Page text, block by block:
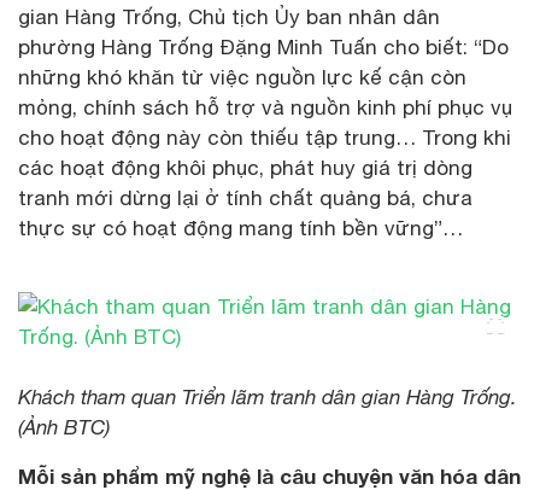
gian Hàng Trống, Chủ tịch Ủy ban nhân dân
phường Hàng Trống Đặng Minh Tuấn cho biết: “Do
những khó khăn từ việc nguồn lực kế cận còn
mỏng, chính sách hỗ trợ và nguồn kinh phí phục vụ
cho hoạt động này còn thiếu tập trung… Trong khi
các hoạt động khôi phục, phát huy giá trị dòng
tranh mới dừng lại ở tính chất quảng bá, chưa
thực sự có hoạt động mang tính bền vững”…
Khách tham quan Triển lãm tranh dân gian Hàng Trống.
(Ảnh BTC)
Mỗi sản phẩm mỹ nghệ là câu chuyện văn hóa dân